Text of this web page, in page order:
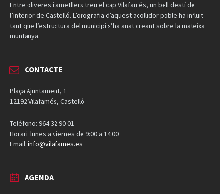
Entre oliveres i ametllers treu el cap Vilafamés, un bell destí de
l’interior de Castelló. L’orografia d’aquest acollidor poble ha influït
tant que l’estructura del municipi s’ha anat creant sobre la mateixa
muntanya.
CONTACTE
Plaça Ajuntament, 1
12192 Vilafamés, Castelló
Teléfono: 964 32 90 01
Horari: lunes a viernes de 9:00 a 14:00
Email: info@vilafames.es
AGENDA